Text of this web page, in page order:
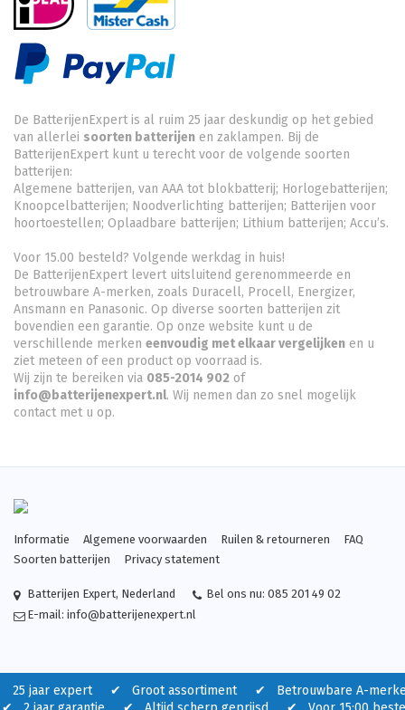
De BatterijenExpert is al ruim 25 jaar deskundig op het gebied
van allerlei soorten batterijen en zaklampen. Bij de
BatterijenExpert kunt u terecht voor de volgende soorten
batterijen:
Algemene batterijen, van AAA tot blokbatterij; Horlogebatterijen;
Knoopcelbatterijen; Noodverlichting batterijen; Batterijen voor
hoortoestellen; Oplaadbare batterijen; Lithium batterijen; Accu’s.
Voor 15.00 besteld? Volgende werkdag in huis!
De BatterijenExpert levert uitsluitend gerenommeerde en
betrouwbare A-merken, zoals Duracell, Procell, Energizer,
Ansmann en Panasonic. Op diverse soorten batterijen zit
bovendien een garantie. Op onze website kunt u de
verschillende merken eenvoudig met elkaar vergelijken en u
ziet meteen of een product op voorraad is.
Wij zijn te bereiken via 085-2014 902 of
info@batterijenexpert.nl. Wij nemen dan zo snel mogelijk
contact met u op.
Informatie Algemene voorwaarden Ruilen & retourneren
FAQ
Soorten batterijen
Privacy statement
Batterijen Expert, Nederland Bel ons nu: 085 201 49 02
E-mail: info@batterijenexpert.nl
25 jaar expert ✔ Groot assortiment ✔ Betrouwbare A-